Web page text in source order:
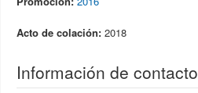
Acto de colación: 2018
Información de contacto